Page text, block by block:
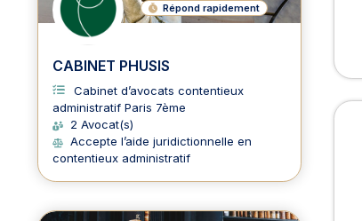
Répond rapidement
CABINET PHUSIS
Cabinet d’avocats contentieux
administratif Paris 7ème
2 Avocat(s)
Accepte l’aide juridictionnelle en
contentieux administratif